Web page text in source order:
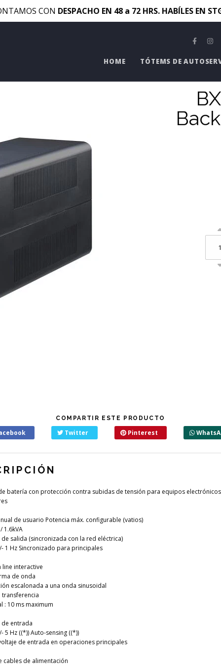
CON DESPACHO EN 48 a 72 HRS. HABÍLES EN
HOME TÓTEMS DE
COMPARTIR ESTE PRODUCTO
Twitter Pinterest
batería con protección contra subidas de tensión para equipos
de usuario Potencia máx. configurable (vatios)
1.6kVA
de salida (sincronizada con la red eléctrica)
1 Hz Sincronizado para principales
line interactive
de onda
escalonada a una onda sinusoidal
: 10 ms maximum
de entrada
5 Hz ((*)) Auto-sensing ((*))
de entrada en operaciones principales
cables de alimentación